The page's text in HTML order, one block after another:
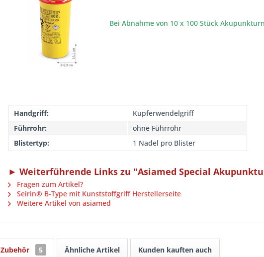
Bei Abnahme von 10 x 100 Stück
Handgriff:
Kupferwendelgriff
Führrohr:
ohne Führrohr
Blistertyp:
1 Nadel pro Blister
► Weiterführende Links zu "Asiamed Special
Fragen zum Artikel?
Seirin® B-Type mit Kunststoffgriff Herstellerseite
Weitere Artikel von asiamed
Zubehör 5 Ähnliche Artikel Kunden kauften auch